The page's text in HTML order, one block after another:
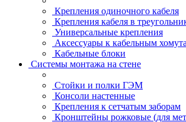
Крепления одиночного кабеля
Крепления кабеля в
Универсальные крепления
Аксессуары к кабельным
Кабельные блоки
Системы монтажа на стене
Стойки и полки ГЭМ
Консоли настенные
Крепления к сетчатым заборам
Кронштейны рожковые (для